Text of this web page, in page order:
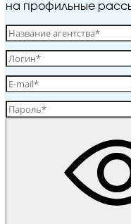
на профильные